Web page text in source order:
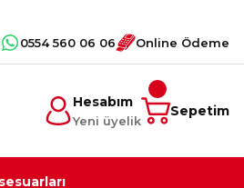
0554 560 06 06 Online Ödeme
Hesabım
Yeni üyelik
Sepetim